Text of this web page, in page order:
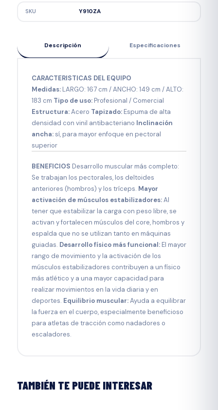
SKU Y910ZA
Descripción Especificaciones
CARACTERISTICAS DEL EQUIPO
Medidas: LARGO: 167 cm / ANCHO: 149 cm / ALTO:
183 cm Tipo de uso:Profesional / Comercial
Estructura:Acero Tapizado:Espuma de alta
densidad con vinil antibacteriano Inclinación
ancha:sí, para mayor enfoque en pectoral
superior
BENEFICIOS Desarrollo muscular más completo:
Se trabajan los pectorales, los deltoides
anteriores (hombros) y los tríceps. Mayor
activación de músculos estabilizadores:Al
tener que estabilizar la carga con peso libre, se
activan y fortalecen músculos del core, hombros y
espalda que no se utilizan tanto en máquinas
guiadas. Desarrollo físico más funcional:El mayor
rango de movimiento y la activación de los
músculos estabilizadores contribuyen a un físico
más atlético y a una mayor capacidad para
realizar movimientos en la vida diaria y en
deportes. Equilibrio muscular:Ayuda a equilibrar
la fuerza en el cuerpo, especialmente beneficioso
para atletas de tracción como nadadores o
escaladores.
TAMBIÉN TE PUEDE INTERESAR